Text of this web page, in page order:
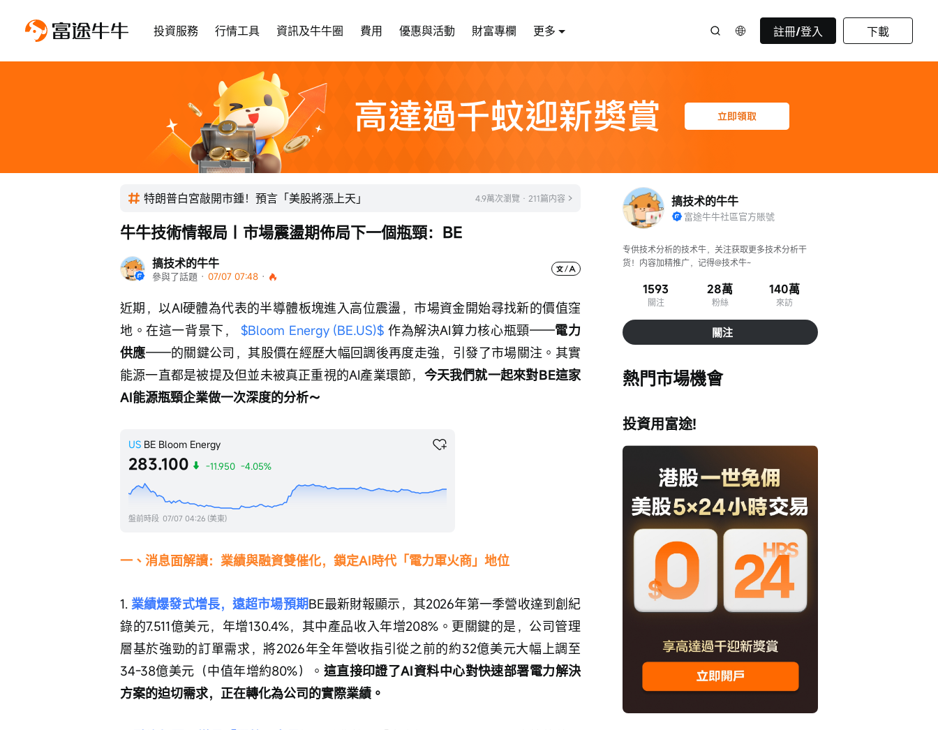
投資服務 行情工具 資訊及牛牛圈 費用 優惠與活動 財富專欄 更多 註冊/登入 下載
特朗普白宮敲開市鍾！預言「美股將漲上天」 4.9萬次瀏覽 · 211篇内容
搞技术的牛牛
參與了話題 · 07/07 07:48 ·
牛牛技術情報局｜市場震盪期佈局下一個瓶頸：BE
近期，以AI硬體為代表的半導體板塊進入高位震盪，市場資金開始尋找新的價值窪
地。在這一背景下，
$Bloom Energy (BE.US)$ 作為解決AI算力核心瓶頸——電力
供應——的關鍵公司，其股價在經歷大幅回調後再度走強，引發了市場關注。其實
能源一直都是被提及但並未被真正重視的AI產業環節， 今天我們就一起來對BE這家
AI能源瓶頸企業做一次深度的分析～
US BE Bloom Energy
283.100 -11.950 -4.05%
盤前時段 07/07 04:26 (美東)
一、消息面解讀：業績與融資雙催化，鎖定AI時代「電力軍火商」地位
1. 業績爆發式增長，遠超市場預期BE最新財報顯示，其2026年第一季營收達到創紀
錄的7.511億美元，年增130.4%，其中產品收入年增208%。更關鍵的是，公司管理
層基於強勁的訂單需求，將2026年全年營收指引從之前的約32億美元大幅上調至
34-38億美元（中值年增約80%）。 這直接印證了AI資料中心對快速部署電力解決
方案的迫切需求，正在轉化為公司的實際業績。
搞技术的牛牛
富途牛牛社區官方賬號
专供技术分析的技术牛，关注获取更多技术分析干
货！内容加精推广，记得@技术牛~
1593
關注
28萬
粉絲
140萬
來訪
關注
熱門市場機會
投資用富途!